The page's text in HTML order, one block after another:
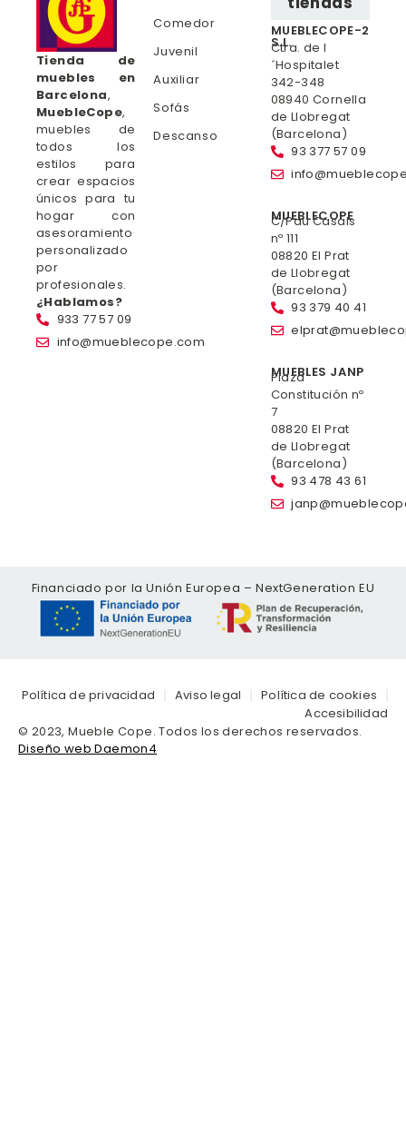
Tienda de
muebles en
Barcelona,
MuebleCope,
muebles de
todos los
estilos para
crear espacios
únicos para tu
hogar con
asesoramiento
personalizado
por
profesionales.
¿Hablamos?
933 77 57 09
info@mueblecope.com
Comedor
Juvenil
Auxiliar
Sofás
Descanso
MUEBLECOPE-2
S.L.
Ctra. de l
´Hospitalet
342-348
08940 Cornella
de Llobregat
(Barcelona)
93 377 57 09
MUEBLECOPE
C/Pau Casals
nº 111
08820 El Prat
de Llobregat
(Barcelona)
93 379 40 41
MUEBLES JANP
Plaza
Constitución nº
7
08820 El Prat
de Llobregat
(Barcelona)
93 478 43 61
Financiado por la Unión Europea – NextGeneration EU
© 2023, Mueble Cope. Todos los derechos reservados.
Diseño web Daemon4
Política de privacidad Aviso legal
Política de cookies
Accesibilidad